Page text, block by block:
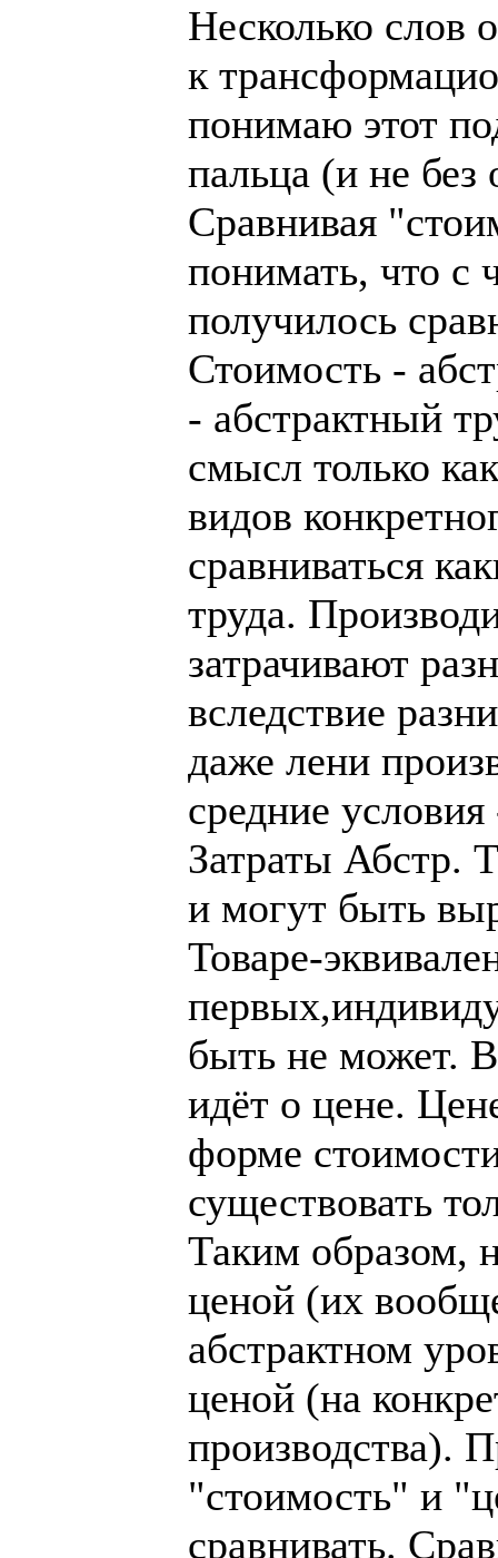
Несколько слов
к
понимаю этот
пальца (и не без
Сравнивая
понимать, что с
получилось
Стоимость -
- абстрактный
смысл только
видов
сравниваться
труда.
затрачивают
вследствие
даже лени
средние
Затраты Абстр.
и могут быть
Товаре-
быть не может.
идёт о цене.
форме
существовать
Таким образом,
ценой (их
абстрактном
ценой (на
производства).
"стоимость" и
сравнивать.